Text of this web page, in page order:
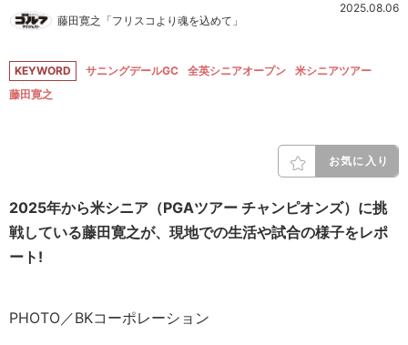
藤田寛之「フリスコより魂を込めて」
2025.08.06
KEYWORD サニングデールGC 全英シニアオープン
米シニアツアー
藤田寛之
お気に入り
2025年から米シニア（PGAツアー チャンピオンズ）に挑
戦している藤田寛之が、現地での生活や試合の様子をレポ
ート!
PHOTO／BKコーポレーション